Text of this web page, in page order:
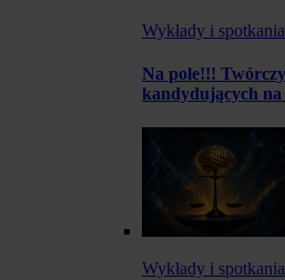
Wykłady i spotkania
Na pole!!!
kandydujących
Wykłady i spotkania